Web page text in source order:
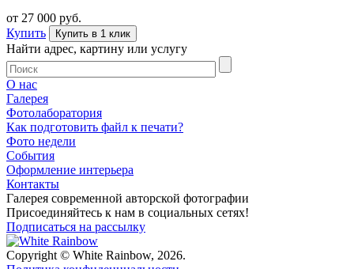
от 27 000 руб.
Купить
Купить в 1 клик
Найти адрес, картину или услугу
О нас
Галерея
Фотолаборатория
Как подготовить файл к печати?
Фото недели
События
Оформление интерьера
Контакты
Галерея современной авторской фотографии
Присоединяйтесь к нам в социальных сетях!
Подписаться на рассылку
Copyright © White Rainbow, 2026.